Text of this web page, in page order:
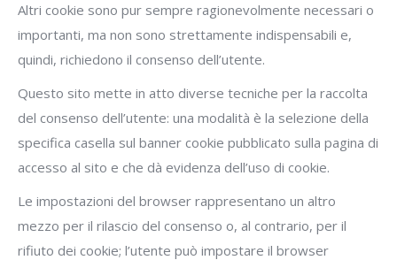
Altri cookie sono pur sempre ragionevolmente necessari o
importanti, ma non sono strettamente indispensabili e,
quindi, richiedono il consenso dell’utente.
Questo sito mette in atto diverse tecniche per la raccolta
del consenso dell’utente: una modalità è la selezione della
specifica casella sul banner cookie pubblicato sulla pagina di
accesso al sito e che dà evidenza dell’uso di cookie.
Le impostazioni del browser rappresentano un altro
mezzo per il rilascio del consenso o, al contrario, per il
rifiuto dei cookie; l’utente può impostare il browser